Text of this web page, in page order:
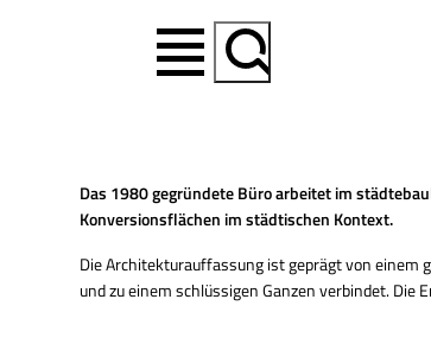
Suchen
Das 1980 gegründete Büro arbeitet im
Konversionsflächen im städtischen Kontext.
Die Architekturauffassung ist geprägt von einem
und zu einem schlüssigen Ganzen verbindet. Die